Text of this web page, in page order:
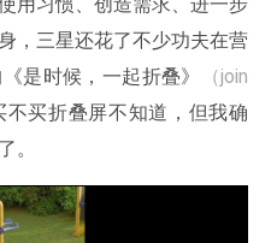
，三星还花了不少功夫在营
是时候，一起折叠》
（join
不买折叠屏不知道，但我确
。